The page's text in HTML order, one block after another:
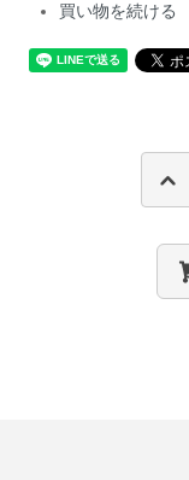
買い物を続ける